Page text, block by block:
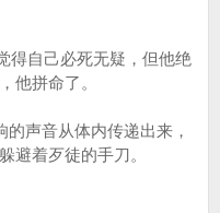
得自己必死无疑，但他绝
他拼命了。
声音从体内传递出来，
避着歹徒的手刀。